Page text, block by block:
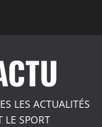
LES ACTUALITÉS
LE SPORT